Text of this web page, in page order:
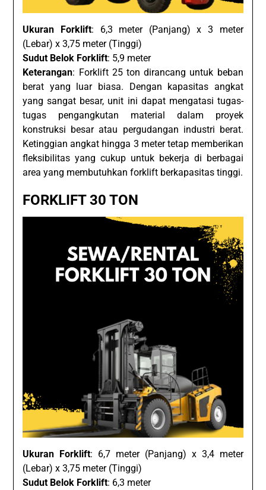
Ukuran Forklift: 6,3 meter (Panjang) x 3 meter
(Lebar) x 3,75 meter (Tinggi)
Sudut Belok Forklift: 5,9 meter
Keterangan: Forklift 25 ton dirancang untuk beban
berat yang luar biasa. Dengan kapasitas angkat
yang sangat besar, unit ini dapat mengatasi tugas-
tugas pengangkutan material dalam proyek
konstruksi besar atau pergudangan industri berat.
Ketinggian angkat hingga 3 meter tetap memberikan
fleksibilitas yang cukup untuk bekerja di berbagai
area yang membutuhkan forklift berkapasitas tinggi.
FORKLIFT 30 TON
Ukuran Forklift: 6,7 meter (Panjang) x 3,4 meter
(Lebar) x 3,75 meter (Tinggi)
Sudut Belok Forklift: 6,3 meter